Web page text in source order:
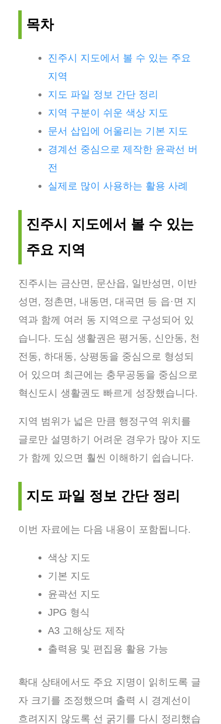
목차
진주시 지도에서 볼 수 있는 주요
지역
지도 파일 정보 간단 정리
지역 구분이 쉬운 색상 지도
문서 삽입에 어울리는 기본 지도
경계선 중심으로 제작한 윤곽선 버
전
실제로 많이 사용하는 활용 사례
진주시 지도에서 볼 수 있는
주요 지역
진주시는 금산면, 문산읍, 일반성면, 이반
성면, 정촌면, 내동면, 대곡면 등 읍·면 지
역과 함께 여러 동 지역으로 구성되어 있
습니다. 도심 생활권은 평거동, 신안동, 천
전동, 하대동, 상평동을 중심으로 형성되
어 있으며 최근에는 충무공동을 중심으로
혁신도시 생활권도 빠르게 성장했습니다.
지역 범위가 넓은 만큼 행정구역 위치를
글로만 설명하기 어려운 경우가 많아 지도
가 함께 있으면 훨씬 이해하기 쉽습니다.
지도 파일 정보 간단 정리
이번 자료에는 다음 내용이 포함됩니다.
색상 지도
기본 지도
윤곽선 지도
JPG 형식
A3 고해상도 제작
출력용 및 편집용 활용 가능
확대 상태에서도 주요 지명이 읽히도록 글
자 크기를 조정했으며 출력 시 경계선이
흐려지지 않도록 선 굵기를 다시 정리했습